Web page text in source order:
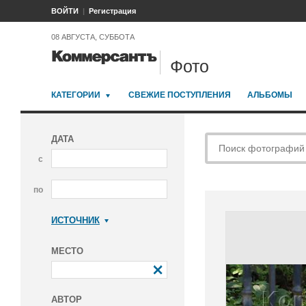
ВОЙТИ Регистрация
08 АВГУСТА, СУББОТА
Фото
КАТЕГОРИИ СВЕЖИЕ ПОСТУПЛЕНИЯ АЛЬБОМЫ
ДАТА
с
по
ИСТОЧНИК
МЕСТО
АВТОР